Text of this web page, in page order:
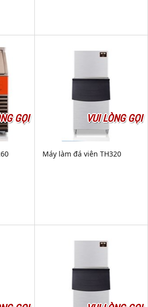
GỌI VUI LÒNG GỌI
Máy làm đá viên TH320